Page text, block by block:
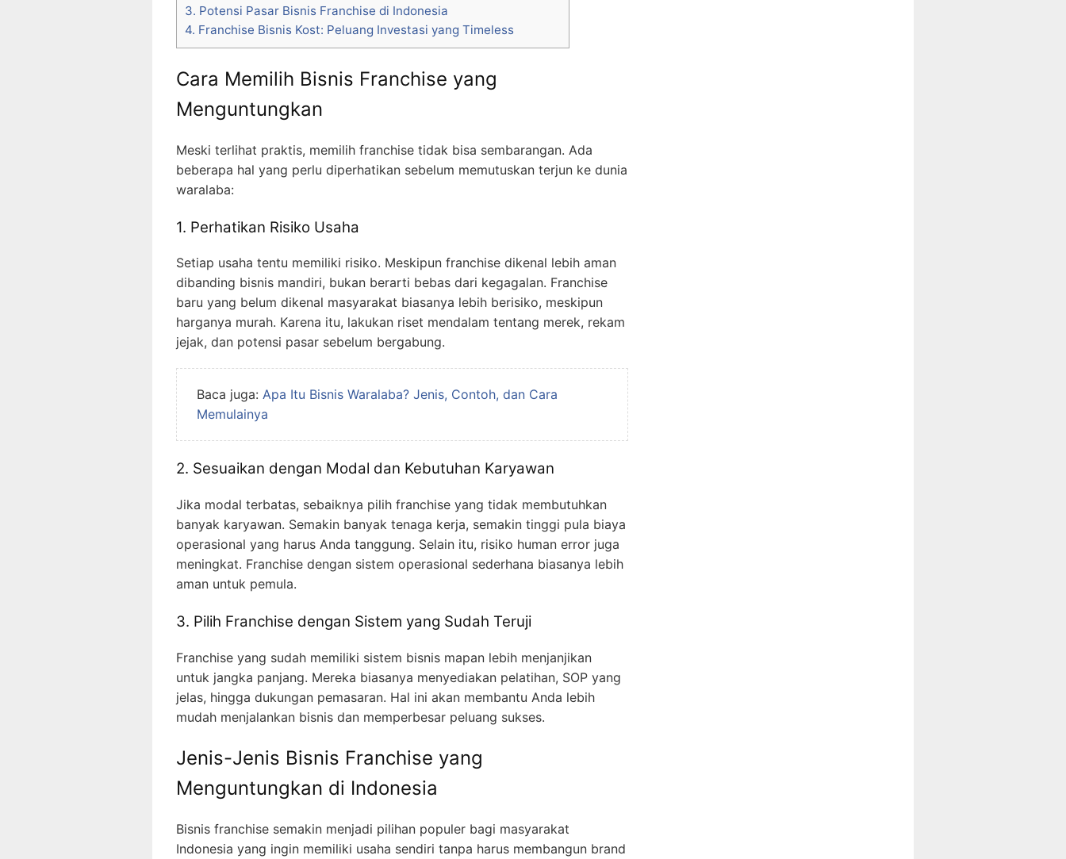
3. Potensi Pasar Bisnis Franchise di Indonesia
4. Franchise Bisnis Kost: Peluang Investasi yang Timeless
Cara Memilih Bisnis Franchise yang
Menguntungkan
Meski terlihat praktis, memilih franchise tidak bisa sembarangan. Ada
beberapa hal yang perlu diperhatikan sebelum memutuskan terjun ke dunia
waralaba:
1. Perhatikan Risiko Usaha
Setiap usaha tentu memiliki risiko. Meskipun franchise dikenal lebih aman
dibanding bisnis mandiri, bukan berarti bebas dari kegagalan. Franchise
baru yang belum dikenal masyarakat biasanya lebih berisiko, meskipun
harganya murah. Karena itu, lakukan riset mendalam tentang merek, rekam
jejak, dan potensi pasar sebelum bergabung.
Baca juga: Apa Itu Bisnis Waralaba? Jenis, Contoh, dan Cara
Memulainya
2. Sesuaikan dengan Modal dan Kebutuhan Karyawan
Jika modal terbatas, sebaiknya pilih franchise yang tidak membutuhkan
banyak karyawan. Semakin banyak tenaga kerja, semakin tinggi pula biaya
operasional yang harus Anda tanggung. Selain itu, risiko human error juga
meningkat. Franchise dengan sistem operasional sederhana biasanya lebih
aman untuk pemula.
3. Pilih Franchise dengan Sistem yang Sudah Teruji
Franchise yang sudah memiliki sistem bisnis mapan lebih menjanjikan
untuk jangka panjang. Mereka biasanya menyediakan pelatihan, SOP yang
jelas, hingga dukungan pemasaran. Hal ini akan membantu Anda lebih
mudah menjalankan bisnis dan memperbesar peluang sukses.
Jenis-Jenis Bisnis Franchise yang
Menguntungkan di Indonesia
Bisnis franchise semakin menjadi pilihan populer bagi masyarakat
Indonesia yang ingin memiliki usaha sendiri tanpa harus membangun brand